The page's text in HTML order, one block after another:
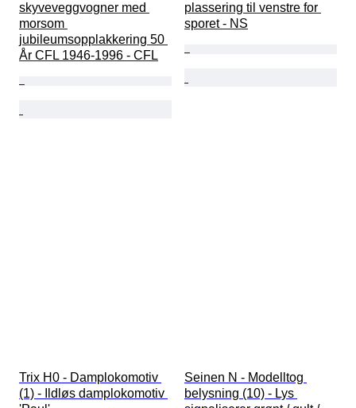
skyveveggvogner med
morsom
jubileumsopplakkering 50
År CFL 1946-1996 - CFL
plassering til venstre for
sporet - NS
Trix H0 - Damplokomotiv
(1) - Ildløs damplokomotiv
Seinen N - Modelltog
belysning (10) - Lys